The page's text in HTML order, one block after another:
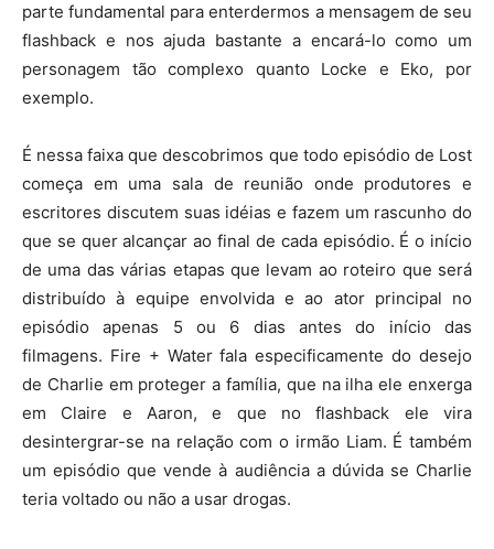
parte fundamental para enterdermos a mensagem de seu
flashback e nos ajuda bastante a encará-lo como um
personagem tão complexo quanto Locke e Eko, por
exemplo.
É nessa faixa que descobrimos que todo episódio de Lost
começa em uma sala de reunião onde produtores e
escritores discutem suas idéias e fazem um rascunho do
que se quer alcançar ao final de cada episódio. É o início
de uma das várias etapas que levam ao roteiro que será
distribuído à equipe envolvida e ao ator principal no
episódio apenas 5 ou 6 dias antes do início das
filmagens. Fire + Water fala especificamente do desejo
de Charlie em proteger a família, que na ilha ele enxerga
em Claire e Aaron, e que no flashback ele vira
desintergrar-se na relação com o irmão Liam. É também
um episódio que vende à audiência a dúvida se Charlie
teria voltado ou não a usar drogas.